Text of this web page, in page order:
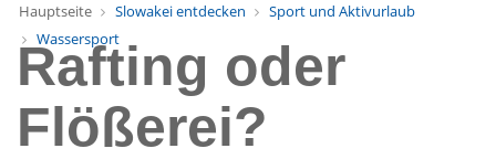
Hauptseite Slowakei entdecken
Sport und Aktivurlaub
Wassersport
Rafting oder
Flößerei?